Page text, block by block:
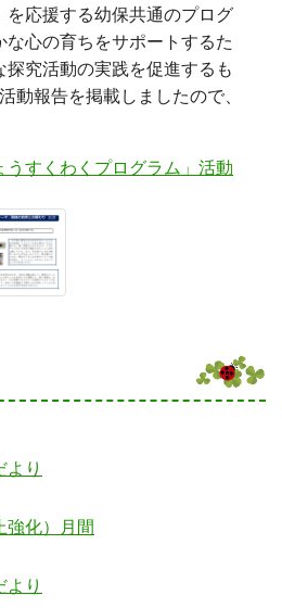
を応援する幼保共通のプログ
な心の育ちをサポートするた
究活動の実践を促進するも
動報告を掲載しましたので、
うすくわくプログラム」活動
より
強化）月間
より